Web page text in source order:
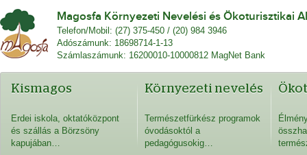
Magosfa Környezeti Nevelési és Ökoturisztikai
Telefon/Mobil: (27) 375-450 / (20) 984 3946
Adószámunk: 18698714-1-13
Számlaszámunk: 16200010-10000812 MagNet Bank
Kismagos
Erdei iskola, oktatóközpont
és szállás a Börzsöny
kapujában…
Környezeti nevelés
Természetfürkész programok
óvodásoktól a
pedagógusokig…